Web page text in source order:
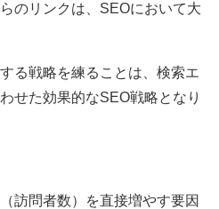
のリンクは、SEOにおいて大
る戦略を練ることは、検索エ
せた効果的なSEO戦略となり
訪問者数）を直接増やす要因